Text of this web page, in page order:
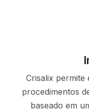
Crisalix permite
procedimentos
baseado em